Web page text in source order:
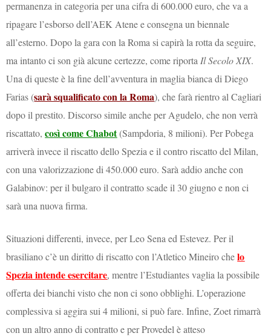
permanenza in categoria per una cifra di 600.000 euro, che va a
ripagare l’esborso dell’AEK Atene e consegna un biennale
all’esterno. Dopo la gara con la Roma si capirà la rotta da seguire,
ma intanto ci son già alcune certezze, come riporta Il Secolo XIX.
Una di queste è la fine dell’avventura in maglia bianca di Diego
Farias (sarà squalificato con la Roma), che farà rientro al Cagliari
dopo il prestito. Discorso simile anche per Agudelo, che non verrà
riscattato,così come Chabot(Sampdoria, 8 milioni). Per Pobega
arriverà invece il riscatto dello Spezia e il contro riscatto del Milan,
con una valorizzazione di 450.000 euro. Sarà addio anche con
Galabinov: per il bulgaro il contratto scade il 30 giugno e non ci
sarà una nuova firma.
Situazioni differenti, invece, per Leo Sena ed Estevez. Per il
brasiliano c’è un diritto di riscatto con l’Atletico Mineiro chelo
Spezia intende esercitare, mentre l’Estudiantes vaglia la possibile
offerta dei bianchi visto che non ci sono obblighi. L’operazione
complessiva si aggira sui 4 milioni, si può fare. Infine, Zoet rimarrà
con un altro anno di contratto e per Provedel è atteso